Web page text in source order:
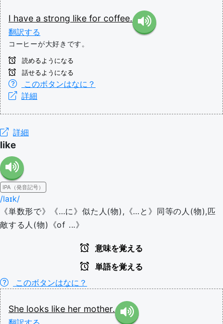
I have a strong like for coffee.
翻訳する
コーヒーが大好きです。
読めるようになる
話せるようになる
このボタンはなに？
詳細
詳細
like
IPA（発音記号）
/laɪk/
《単数形で》《…に》似た人(物),《…と》同等の人(物),匹
敵する人(物)《of ...》
意味を覚える
単語を覚える
このボタンはなに？
She looks like her mother.